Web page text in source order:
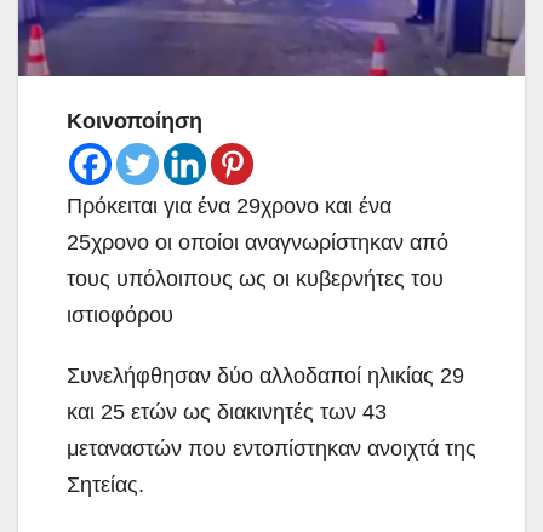
Κοινοποίηση
Πρόκειται για ένα 29χρονο και ένα
25χρονο οι οποίοι αναγνωρίστηκαν από
τους υπόλοιπους ως οι κυβερνήτες του
ιστιοφόρου
Συνελήφθησαν δύο αλλοδαποί ηλικίας 29
και 25 ετών ως διακινητές των 43
μεταναστών που εντοπίστηκαν ανοιχτά της
Σητείας.